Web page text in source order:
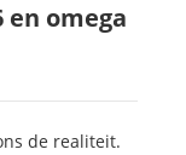
en omega
de realiteit.